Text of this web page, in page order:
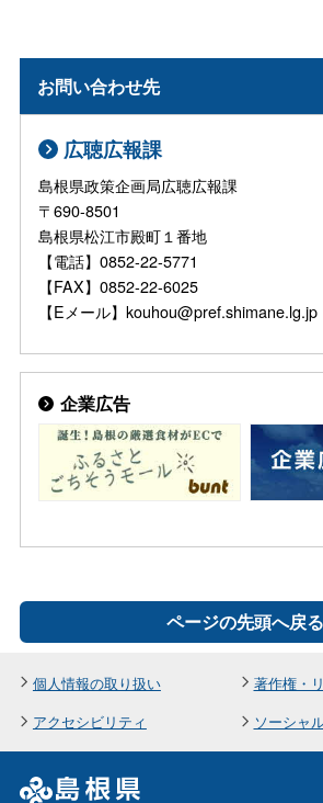
お問い合わせ先
広聴広報課
島根県政策企画局広聴広報課
〒690-8501
島根県松江市殿町１番地
【電話】0852-22-5771
【FAX】0852-22-6025
【Eメール】kouhou@pref.shimane.lg.jp
企業広告
ページの先頭へ戻る
個人情報の取り扱い
著作権・
アクセシビリティ
ソーシャ